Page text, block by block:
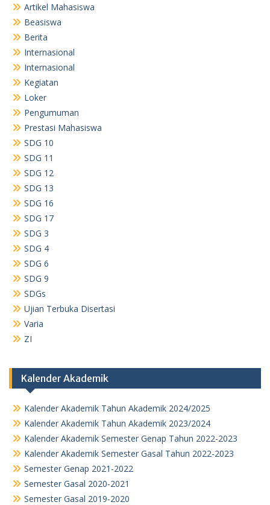
Artikel Mahasiswa
Beasiswa
Berita
Internasional
Internasional
Kegiatan
Loker
Pengumuman
Prestasi Mahasiswa
SDG 10
SDG 11
SDG 12
SDG 13
SDG 16
SDG 17
SDG 3
SDG 4
SDG 6
SDG 9
SDGs
Ujian Terbuka Disertasi
Varia
ZI
Kalender Akademik
Kalender Akademik Tahun Akademik 2024/2025
Kalender Akademik Tahun Akademik 2023/2024
Kalender Akademik Semester Genap Tahun 2022-2023
Kalender Akademik Semester Gasal Tahun 2022-2023
Semester Genap 2021-2022
Semester Gasal 2020-2021
Semester Gasal 2019-2020